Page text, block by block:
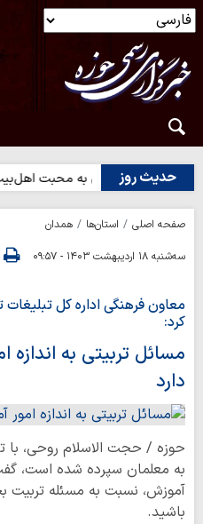
حدیث روز
نزدیک شدن به محبت اهل‌بیت(ع)
صفحه اصلی استان‌ها
همدان
سه‌شنبه ۱۸ اردیبهشت ۱۴۰۳ - ۰۹:۵۷
معاون فرهنگی اداره کل
کرد:
مسائل تربیتی به
دارد
حوزه / حجت الاسلام روحی، با
به معلمان سپرده شده است،
آموزش، نسبت به مسئله تربیت
باشید.